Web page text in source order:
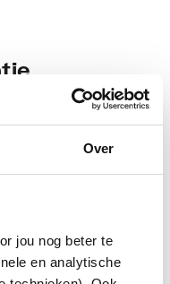
Over
jou nog beter te
en analytische